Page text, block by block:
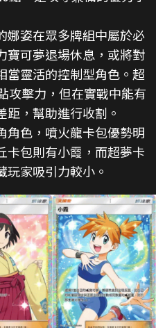
娜姿在眾多牌組中屬於必
寶可夢退場休息，或將對
當靈活的控制型角色。超
攻擊力，但在實戰中能有
，幫助進行收割。
角色，噴火龍卡包優勢明
卡包則有小霞，而超夢卡
家吸引力較小。